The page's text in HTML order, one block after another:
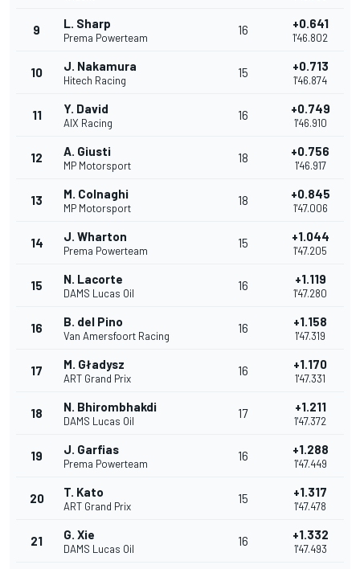
9 L. Sharp
Prema Powerteam
16 +0.641
1'46.802
10 J. Nakamura
Hitech Racing
15 +0.713
1'46.874
11 Y. David
AIX Racing
16 +0.749
1'46.910
12 A. Giusti
MP Motorsport
18 +0.756
1'46.917
13 M. Colnaghi
MP Motorsport
18 +0.845
1'47.006
14 J. Wharton
Prema Powerteam
15 +1.044
1'47.205
15 N. Lacorte
DAMS Lucas Oil
16 +1.119
1'47.280
16 B. del Pino
Van Amersfoort Racing
16 +1.158
1'47.319
17 M. Gładysz
ART Grand Prix
16 +1.170
1'47.331
18 N. Bhirombhakdi
DAMS Lucas Oil
17 +1.211
1'47.372
19 J. Garfias
Prema Powerteam
16 +1.288
1'47.449
20 T. Kato
ART Grand Prix
15 +1.317
1'47.478
21 G. Xie
DAMS Lucas Oil
16 +1.332
1'47.493